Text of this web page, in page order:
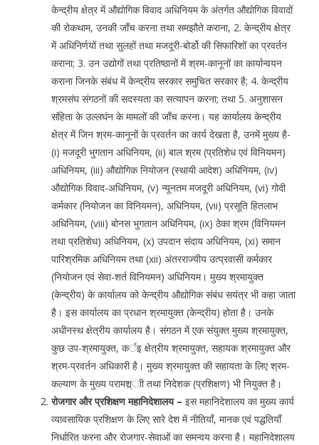
केन्द्रीय क्षेत्र में औद्योगिक विवाद अधिनियम के अंतर्गत औद्योगिक विवादों
की रोकथाम, उनकी जाँच करना तथा समझौते कराना, 2. केन्द्रीय क्षेत्र
में अधिनिर्णयों तथा सुलहों तथा मजदूरी-बोर्डो की सिफारिशों का प्रवर्तन
कराना; 3. उन उद्योगों तथा प्रतिष्ठानों में श्रम-कानूनों का कार्यान्वयन
कराना जिनके संबंध में केन्द्रीय सरकार समुचित सरकार है; 4. केन्द्रीय
श्रमसंघ संगठनों की सदस्यता का सत्यापन करना; तथा 5. अनुशासन
संहिता के उल्लघंन के मामलों की जाँच करना। यह कार्यालय केन्द्रीय
क्षेत्र में जिन श्रम-कानूनों के प्रवर्तन का कार्य देखता है, उनमें मुख्य है-
(i) मजदूरी भुगतान अधिनियम, (ii) बाल श्रम (प्रतिशेध एवं विनियमन)
अधिनियम, (iii) औद्योगिक नियोजन (स्थायी आदेश) अधिनियम, (iv)
औद्योगिक विवाद-अधिनियम, (v) न्यूनतम मजदूरी अधिनियम, (vi) गोदी
कर्मकार (नियोजन का विनियमन), अधिनियम, (vii) प्रसूति हितलाभ
अधिनियम, (viii) बोनस भुगतान अधिनियम, (ix) ठेका श्रम (विनियमन
तथा प्रतिशेध) अधिनियम, (x) उपदान संदाय अधिनियम, (xi) समान
पारिश्रमिक अधिनियम तथा (xii) अंतरराज्यीय उत्प्रवासी कर्मकार
(नियोजन एवं सेवा-शर्त विनियमन) अधिनियम। मुख्य श्रमायुक्त
(केन्द्रीय) के कार्यालय को केन्द्रीय औद्योगिक संबंध सयंत्र भी कहा जाता
है। इस कार्यालय का प्रधान श्रमायुक्त (केन्द्रीय) होता है। उनके
अधीनस्थ क्षेत्रीय कार्यालय है। संगठन में एक संयुक्त मुख्य श्रमायुक्त,
कुछ उप-श्रमायुक्त, कर्इ क्षेत्रीय श्रमायुक्त, सहायक श्रमायुक्त और
श्रम-प्रवर्तन अधिकारी है। मुख्य श्रमायुक्त की सहायता के लिए श्रम-
कल्याण के मुख्य परामश्र्ाी तथा निदेशक (प्रशिक्षण) भी नियुक्त है।
रोजगार और प्रशिक्षण महानिदेशालय – इस महानिदेशालय का मुख्य कार्य
व्यावसायिक प्रशिक्षण के लिए सारे देश में नीतियाँ, मानक एवं पद्धतियाँ
निर्धारित करना और रोजगार-सेवाओं का समन्वय करना है। महानिदेशालय